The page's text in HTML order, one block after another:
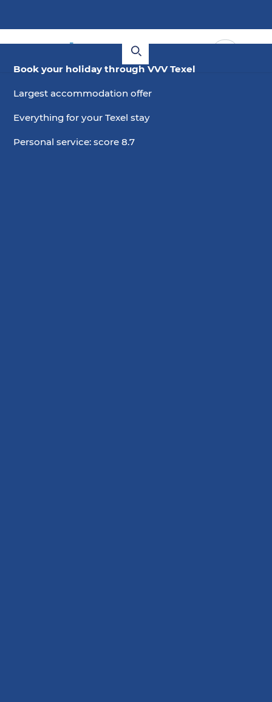
Book your holiday through VVV Texel
Largest accommodation offer
Everything for your Texel stay
Personal service: score 8.7